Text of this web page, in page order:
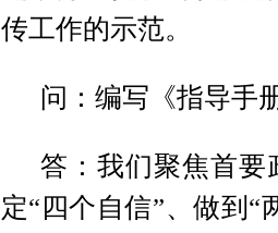
传工作的示范。
问：编写《指导手
答：我们聚焦首要
定“四个自信”、做到